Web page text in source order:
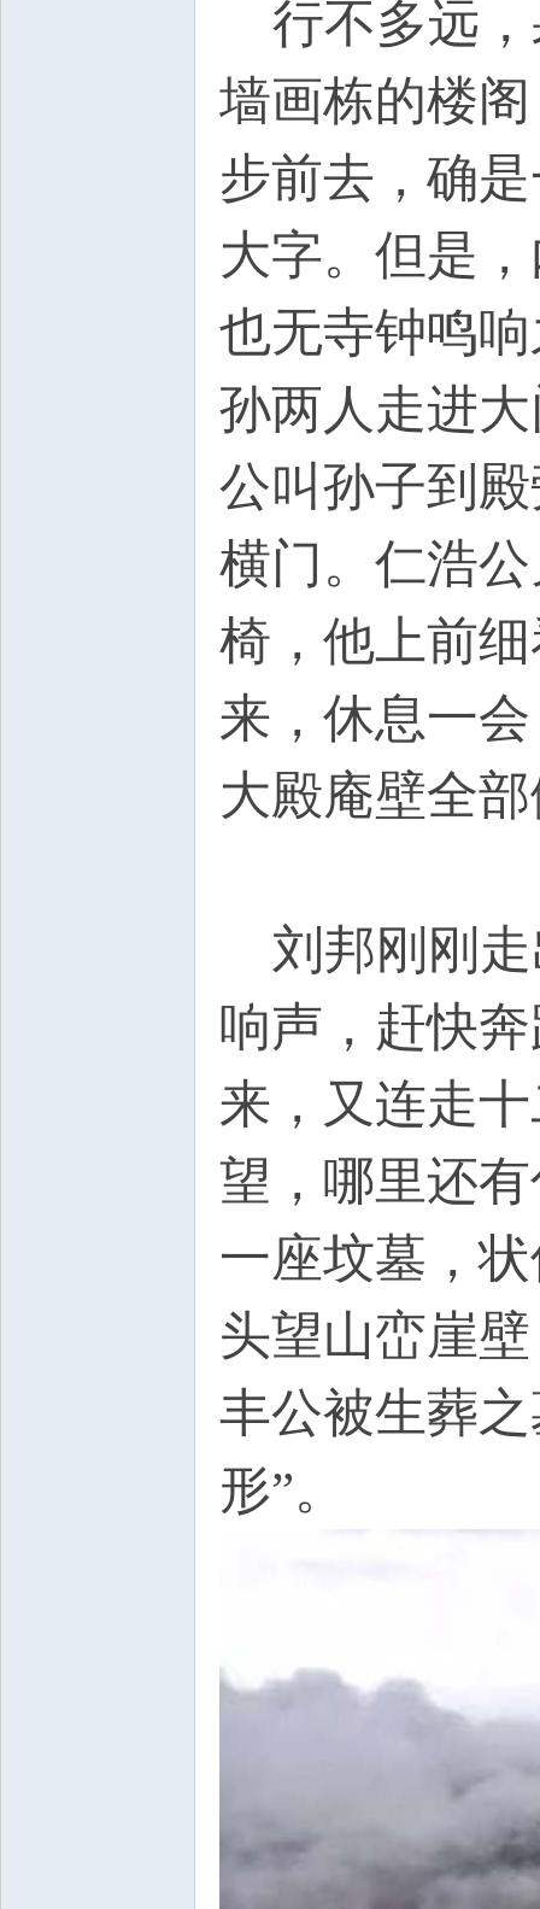
行不多远，
墙画栋的楼
步前去，确
大字。但是
也无寺钟鸣
孙两人走进
公叫孙子到
横门。仁浩
椅，他上前
来，休息一
大殿庵壁全
刘邦刚刚走
响声，赶快
来，又连走
望，哪里还
一座坟墓，
头望山峦崖
丰公被生葬
形”。